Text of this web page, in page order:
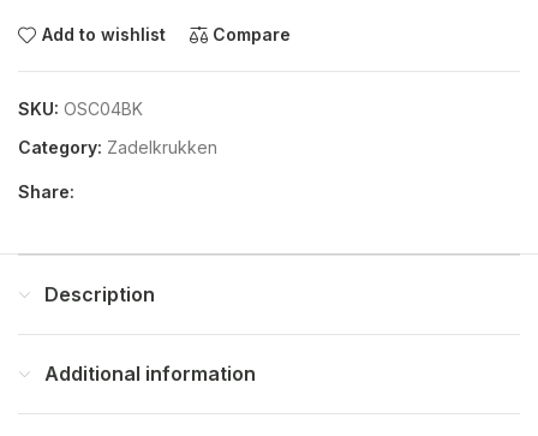
Add to wishlist Compare
SKU: OSC04BK
Category: Zadelkrukken
Share:
Description
Additional information